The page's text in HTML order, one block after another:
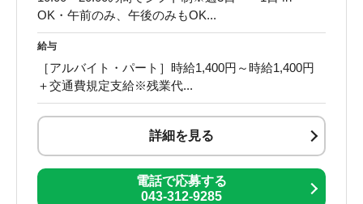
OK・午前のみ、午後のみもOK...
給与
［アルバイト・パート］時給1,400円～時給1,400円
＋交通費規定支給※残業代...
詳細を見る
電話で応募する
043-312-9285